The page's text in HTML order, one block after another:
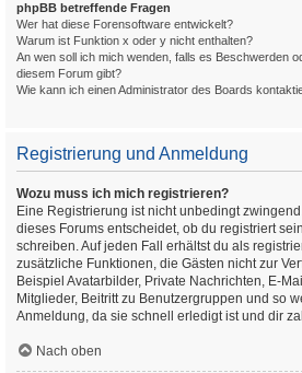
phpBB betreffende Fragen
Wer hat diese Forensoftware entwickelt?
Warum ist Funktion x oder y nicht enthalten?
An wen soll ich mich wenden, falls es Beschwerden
diesem Forum gibt?
Wie kann ich einen Administrator des Boards
Registrierung und Anmeldung
Wozu muss ich mich registrieren?
Eine Registrierung ist nicht unbedingt
dieses Forums entscheidet, ob du registriert
schreiben. Auf jeden Fall erhältst du als
zusätzliche Funktionen, die Gästen nicht zur
Beispiel Avatarbilder, Private Nachrichten, E-
Mitglieder, Beitritt zu Benutzergruppen und so
Anmeldung, da sie schnell erledigt ist und dir
Nach oben